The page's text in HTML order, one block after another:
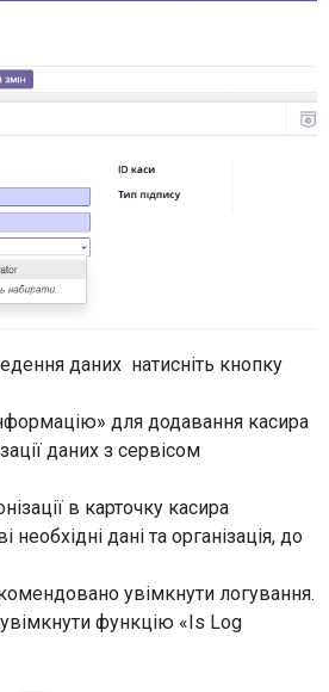
даних натисніть кнопку
для додавання касира
даних з сервісом
в карточку касира
необхідні дані та організація, до
увімкнути логування.
функцію «Is Log